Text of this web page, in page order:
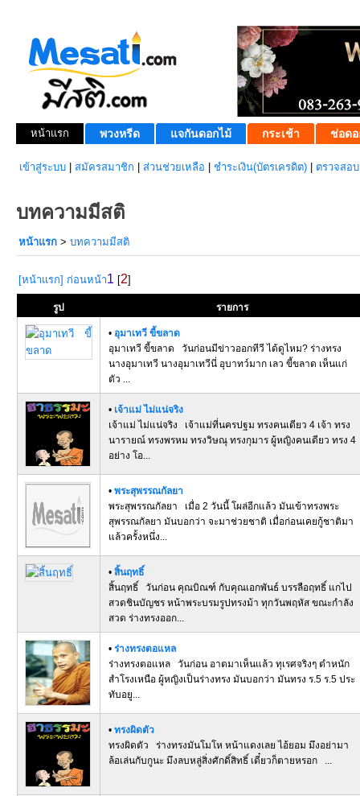
หน้าแรก พวงหรีด แจกันดอกไม้ กระเช้า ช่อดอ
เข้าสู่ระบบ สมัครสมาชิก ส่วนช่วยเหลือ ชำระเงิน(บัตรเครดิต) ตรวจสอ
บทความมีสติ
หน้าแรก > บทความมีสติ
[หน้าแรก] ก่อนหน้า1 [2]
รูป รายการ
• อุมาเทวี ขี้ขลาด
อุมาเทวี ขี้ขลาด วันก่อนมีข่าวออกทีวี ได้ดูไหม? ร่างทรง
นางอุมาเทวี นางอุมาเทวีนี่ อุบาทว์มาก เลว ขี้ขลาด เห็นแก่
ตัว ...
• เจ้าแม่ ไม่แน่จริง
เจ้าแม่ ไม่แน่จริง เจ้าแม่ที่นครปฐม ทรงคนเดียว 4 เจ้า ทรง
นารายณ์ ทรงพรหม ทรงวิษณุ ทรงกุมาร ผู้หญิงคนเดียว ทรง 4
อย่าง โอ...
• พระสุพรรณกัลยา
พระสุพรรณกัลยา เมื่อ 2 วันนี้ โผล่อีกแล้ว มันเข้าทรงพระ
สุพรรณกัลยา มันบอกว่า จะมาช่วยชาติ เมื่อก่อนเคยกู้ชาติมา
แล้วครั้งหนึ่ง...
• สิ้นฤทธิ์
สิ้นฤทธิ์ วันก่อน คุณบิณฑ์ กับคุณเอกพันธ์ บรรลือฤทธิ์ แกไป
สวดชินบัญชร หน้าพระบรมรูปทรงม้า ทุกวันพฤหัส ขณะกำลัง
สวด ร่างทรงออก...
• ร่างทรงตอแหล
ร่างทรงตอแหล วันก่อน อาตมาเห็นแล้ว ทุเรศจริงๆ ตำหนัก
สำโรงเหนือ ผู้หญิงเป็นร่างทรง มันบอกว่า มันทรง ร.5 ร.5 ประ
ทับอยู...
• ทรงผิดตัว
ทรงผิดตัว ร่างทรงมันโมโห หน้าแดงเลย ไอ้ยอม มึงอย่ามา
ล้อเล่นกับกูนะ มึงลบหลู่สิ่งศักดิ์สิทธิ์ เดี๋ยวก็ตายหรอก ...